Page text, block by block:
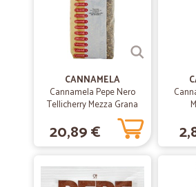
qualche mese abbiano un raggio di consegna
ampio.Comunque è comodissimo soprattutto
che ne usufruisce è anziana e dovrebbe
qualcuno che le fà la spesa,facendosi pagare
soddisfacendo mai appieno le richieste...
CANNAMELA
Cannamela Pepe Nero
Tellicherry Mezza Grana
20,89 €